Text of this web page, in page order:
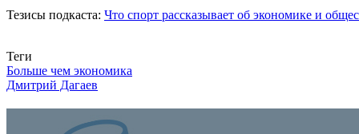
Тезисы подкаста: Что спорт рассказывает об экономике и
Теги
Больше чем экономика
Дмитрий Дагаев